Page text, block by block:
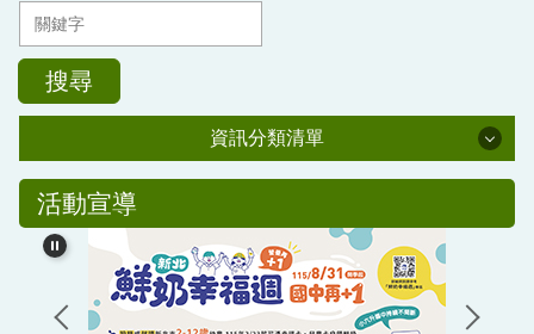
搜尋
資訊分類清單
公務專區
校務行政
公告訊息
活動宣導